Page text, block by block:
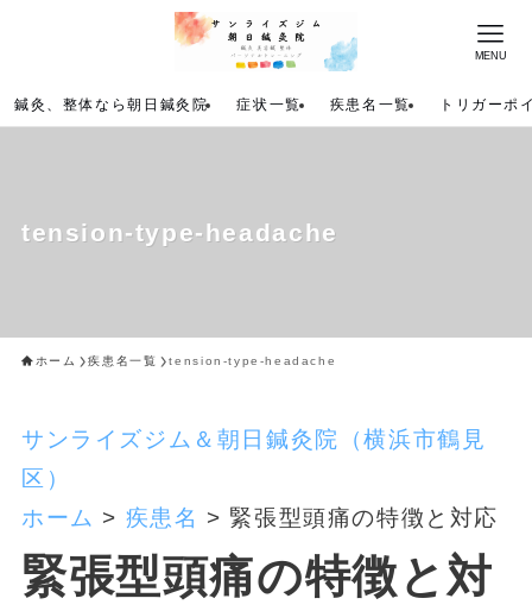
MENU
鍼灸、整体なら朝日鍼灸院 症状一覧 疾患名一覧 トリガーポ
tension-type-headache
ホーム 疾患名一覧 tension-type-headache
サンライズジム＆朝日鍼灸院（横浜市鶴見
区）
ホーム > 疾患名 > 緊張型頭痛の特徴と対応
緊張型頭痛の特徴と対